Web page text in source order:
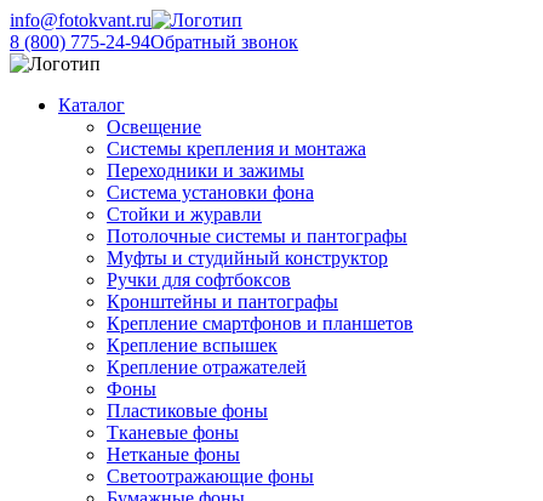
info@fotokvant.ru
8 (800) 775-24-94Обратный звонок
Каталог
Освещение
Системы крепления и монтажа
Переходники и зажимы
Система установки фона
Стойки и журавли
Потолочные системы и пантографы
Муфты и студийный конструктор
Ручки для софтбоксов
Кронштейны и пантографы
Крепление смартфонов и планшетов
Крепление вспышек
Крепление отражателей
Фоны
Пластиковые фоны
Тканевые фоны
Нетканые фоны
Светоотражающие фоны